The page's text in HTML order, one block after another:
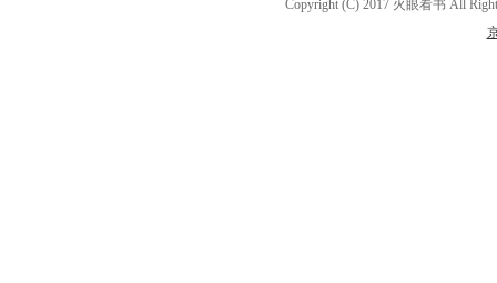
Copyright (C) 2017 火眼看书 All